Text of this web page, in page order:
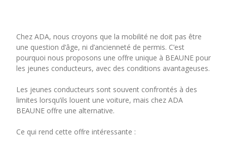
Chez ADA, nous croyons que la mobilité ne doit pas être
une question d’âge, ni d’ancienneté de permis. C’est
pourquoi nous proposons une offre unique à BEAUNE pour
les jeunes conducteurs, avec des conditions avantageuses.
Les jeunes conducteurs sont souvent confrontés à des
limites lorsqu’ils louent une voiture, mais chez ADA
BEAUNE offre une alternative.
Ce qui rend cette offre intéressante :